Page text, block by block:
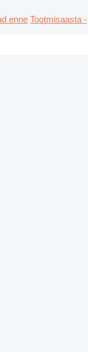
enne Tootmisaasta -